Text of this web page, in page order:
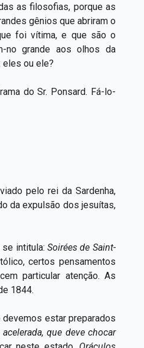
as filosofias, porque as
gênios que abriram o
foi vítima, e que são o
no grande aos olhos da
eles ou ele?
do Sr. Ponsard. Fá-lo-
pelo rei da Sardenha,
da expulsão dos jesuítas,
intitula: Soirées de Saint-
certos pensamentos
particular atenção. As
1844.
estar preparados
que deve chocar